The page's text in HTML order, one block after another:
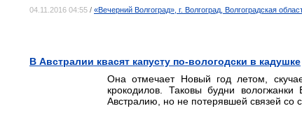
04.11.2016 04:55 / «Вечерний Волгоград», г. Волгоград, Волгоградская
В Австралии квасят капусту по-вологодски в кадушке
Она отмечает Новый год летом,
крокодилов. Таковы будни
Австралию, но не потерявшей связей со